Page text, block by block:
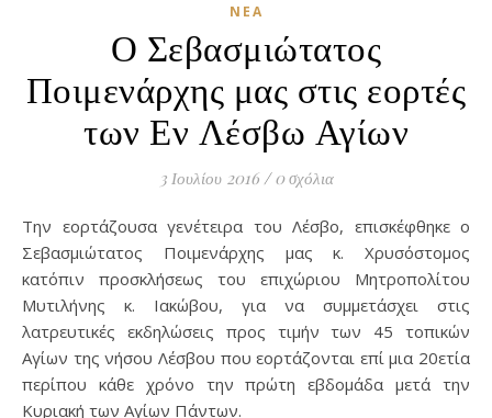
ΝΈΑ
Ο Σεβασμιώτατος
Ποιμενάρχης μας στις εορτές
των Εν Λέσβω Αγίων
3 Ιουλίου 2016 / 0 σχόλια
Την εορτάζουσα γενέτειρα του Λέσβο, επισκέφθηκε ο
Σεβασμιώτατος Ποιμενάρχης μας κ. Χρυσόστομος
κατόπιν προσκλήσεως του επιχώριου Μητροπολίτου
Μυτιλήνης κ. Ιακώβου, για να συμμετάσχει στις
λατρευτικές εκδηλώσεις προς τιμήν των 45 τοπικών
Αγίων της νήσου Λέσβου που εορτάζονται επί μια 20ετία
περίπου κάθε χρόνο την πρώτη εβδομάδα μετά την
Κυριακή των Αγίων Πάντων.